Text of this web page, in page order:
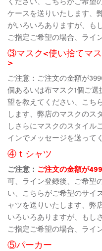
ケースを送りいたします、
がいろいろありますが、も
ご指定ご希望の場合、ライ
③マスク<使い捨てマ
>
ご注意：ご注文の金額が
個あるいは布マスク1個ご
望を教えてください、こち
します、弊店のマスクのス
しさらにマスクのスタイル
インでメッセージを送って
④ｔシャツ
ご注意： ご注文の金額が
可、ライン登録後、ご希望
い、こちらがご希望のサイ
ャツを送りいたします、弊
いろいろありますが、もし
ご指定ご希望の場合、ライ
⑤パーカー